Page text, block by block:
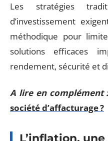
Les stratégies
d’investissement
méthodique pour
solutions efficaces
rendement, sécurité et
A lire en complément
société d’affacturage ?
L’inflation,